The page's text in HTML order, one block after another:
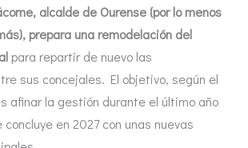
alcalde de Ourense (por lo menos
prepara una remodelación del
para repartir de nuevo las
sus concejales. El objetivo, según el
afinar la gestión durante el último año
en 2027 con unas nuevas